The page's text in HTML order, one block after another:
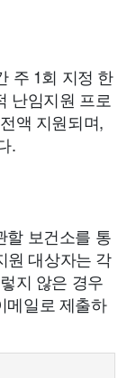
주 1회 지정 한
난임지원 프로
액 지원되며,
.
할 보건소를 통
원 대상자는 각
지 않은 경우
메일로 제출하